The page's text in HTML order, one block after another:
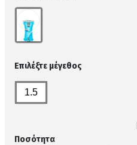
Επιλέξτε μέγεθος
1.5
Ποσότητα